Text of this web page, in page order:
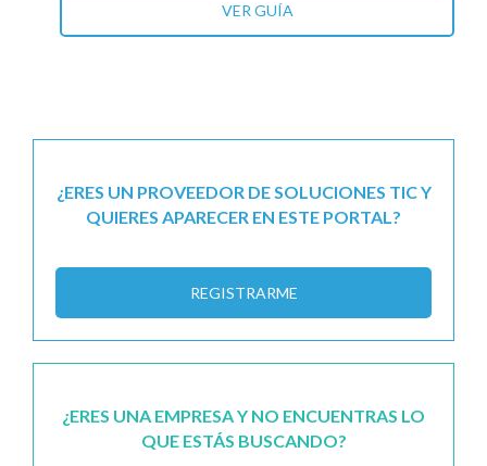
VER GUÍA
¿ERES UN PROVEEDOR DE SOLUCIONES TIC Y
QUIERES APARECER EN ESTE PORTAL?
REGISTRARME
¿ERES UNA EMPRESA Y NO ENCUENTRAS LO
QUE ESTÁS BUSCANDO?